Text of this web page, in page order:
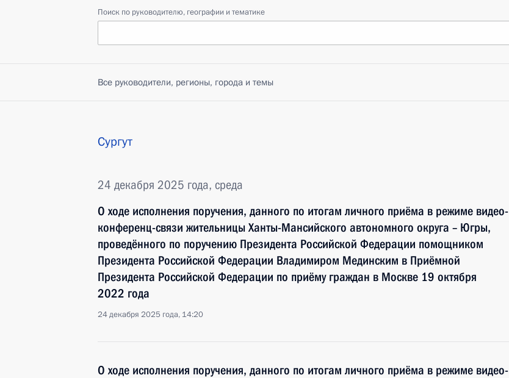
Поиск по руководителю, географии и тематике
Все руководители, регионы, города и темы
Сургут
24 декабря 2025 года, среда
О ходе исполнения поручения, данного по итогам личного приёма в режиме видео-
конференц-связи жительницы Ханты-Мансийского автономного округа – Югры,
проведённого по поручению Президента Российской Федерации помощником
Президента Российской Федерации Владимиром Мединским в Приёмной
Президента Российской Федерации по приёму граждан в Москве 19 октября
2022 года
24 декабря 2025 года, 14:20
О ходе исполнения поручения, данного по итогам личного приёма в режиме видео-